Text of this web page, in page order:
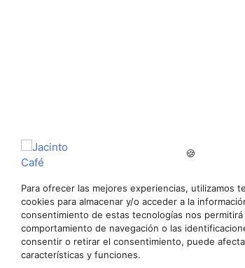
🍪
Para ofrecer las mejores experiencias, utilizamos
cookies para almacenar y/o acceder a la
consentimiento de estas tecnologías nos
comportamiento de navegación o las
consentir o retirar el consentimiento, puede
características y funciones.